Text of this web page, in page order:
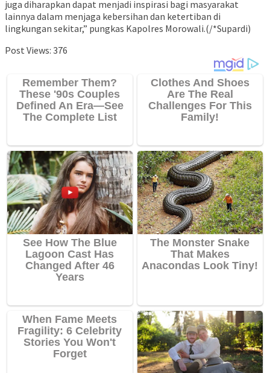
juga diharapkan dapat menjadi inspirasi bagi masyarakat
lainnya dalam menjaga kebersihan dan ketertiban di
lingkungan sekitar,” pungkas Kapolres Morowali.(/*Supardi)
Post Views: 376